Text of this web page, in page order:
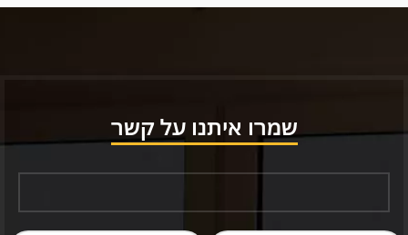
שמרו איתנו על קשר